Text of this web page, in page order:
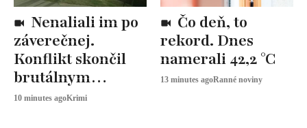
záverečnej.
Konflikt skončil
brutálnym
útokom
10 minutes agoKrimi
rekord. Dnes
namerali 42,2 °C
13 minutes agoRanné noviny